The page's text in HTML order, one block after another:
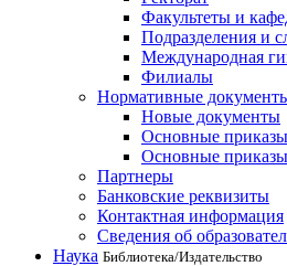
Факультеты и
Подразделения и
Международная
Филиалы
Нормативные
Новые документы
Основные
Основные приказы
Партнеры
Банковские реквизиты
Контактная информация
Сведения об
Наука Библиотека/Издательство